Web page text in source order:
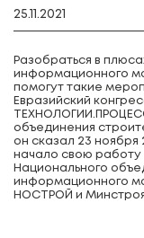
25.11.2021
Разобраться в
информационного
помогут такие
Евразийский
объединения
он сказал 23 ноября
начало свою работу
Национального
информационного
НОСТРОЙ и